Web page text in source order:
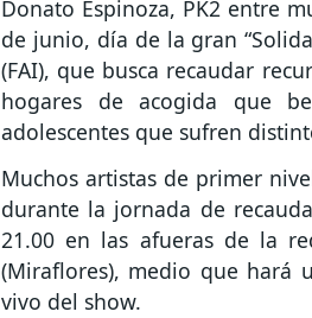
Donato Espinoza, PK2 entre
de junio, día de la gran
(FAI), que busca recaudar
hogares de acogida que
adolescentes que sufren
Muchos artistas de primer
durante la jornada de
21.00 en las afueras de la
(Miraflores), medio que hará
vivo del show.